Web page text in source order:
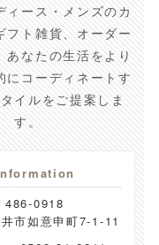
ィース・メンズのカ
フト雑貨、オーダー
あなたの生活をより
にコーディネートす
イルをご提案しま
す。
486-0918
市如意申町7-1-11